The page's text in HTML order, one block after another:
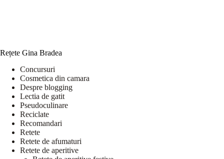
Rețete Gina Bradea
Concursuri
Cosmetica din camara
Despre blogging
Lectia de gatit
Pseudoculinare
Reciclate
Recomandari
Retete
Retete de afumaturi
Retete de aperitive